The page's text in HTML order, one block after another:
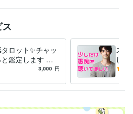
！
にして
うになっていきました
くなる
ロット✨チャッ
と鑑定します タ
ャット占い一度
3,000 円
スト
し
族、